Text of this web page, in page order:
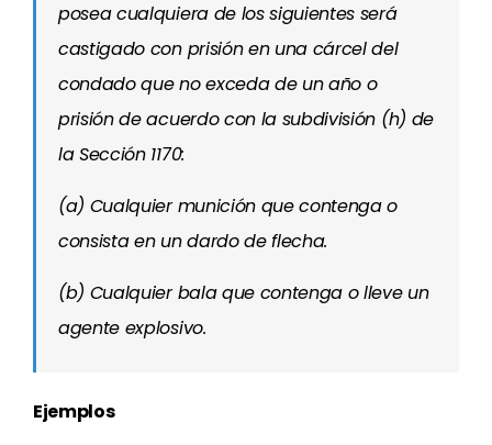
posea cualquiera de los siguientes será
castigado con prisión en una cárcel del
condado que no exceda de un año o
prisión de acuerdo con la subdivisión (h) de
la Sección 1170:
(a) Cualquier munición que contenga o
consista en un dardo de flecha.
(b) Cualquier bala que contenga o lleve un
agente explosivo.
Ejemplos